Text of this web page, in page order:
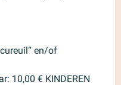
en/of
10,00 € KINDEREN